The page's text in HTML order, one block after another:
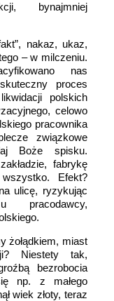
bynajmniej
nakaz, ukaz,
– w milczeniu.
nas
proces
polskich
celowo
pracownika
związkowe
Boże spisku.
fabrykę
Efekt?
ulicę, ryzykując
pracodawcy,
żołądkiem, miast
Niestety tak,
bezrobocia
np. z małego
wiek złoty, teraz